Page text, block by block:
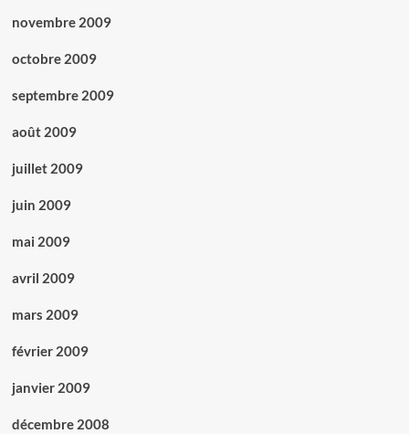
novembre 2009
octobre 2009
septembre 2009
août 2009
juillet 2009
juin 2009
mai 2009
avril 2009
mars 2009
février 2009
janvier 2009
décembre 2008